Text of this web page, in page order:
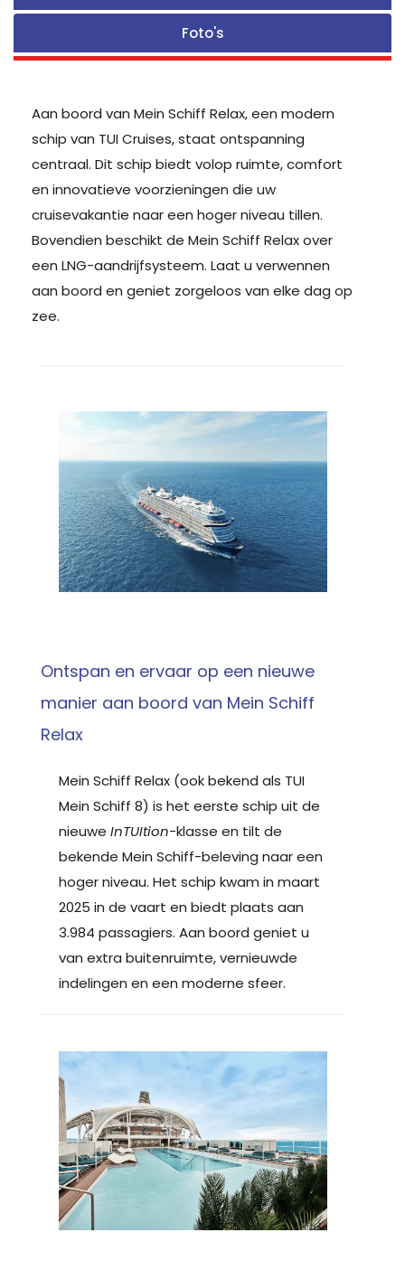
Foto's
Aan boord van Mein Schiff Relax, een modern
schip van TUI Cruises, staat ontspanning
centraal. Dit schip biedt volop ruimte, comfort
en innovatieve voorzieningen die uw
cruisevakantie naar een hoger niveau tillen.
Bovendien beschikt de Mein Schiff Relax over
een LNG-aandrijfsysteem. Laat u verwennen
aan boord en geniet zorgeloos van elke dag op
zee.
Ontspan en ervaar op een nieuwe
manier aan boord van Mein Schiff
Relax
Mein Schiff Relax (ook bekend als TUI
Mein Schiff 8) is het eerste schip uit de
nieuwe InTUItion-klasse en tilt de
bekende Mein Schiff-beleving naar een
hoger niveau. Het schip kwam in maart
2025 in de vaart en biedt plaats aan
3.984 passagiers. Aan boord geniet u
van extra buitenruimte, vernieuwde
indelingen en een moderne sfeer.